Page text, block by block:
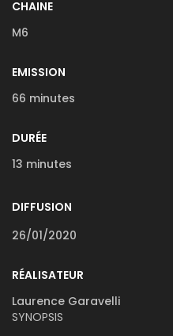
CHAINE
M6
EMISSION
66 minutes
DURÉE
13 minutes
DIFFUSION
26/01/2020
RÉALISATEUR
Laurence Garavelli
SYNOPSIS